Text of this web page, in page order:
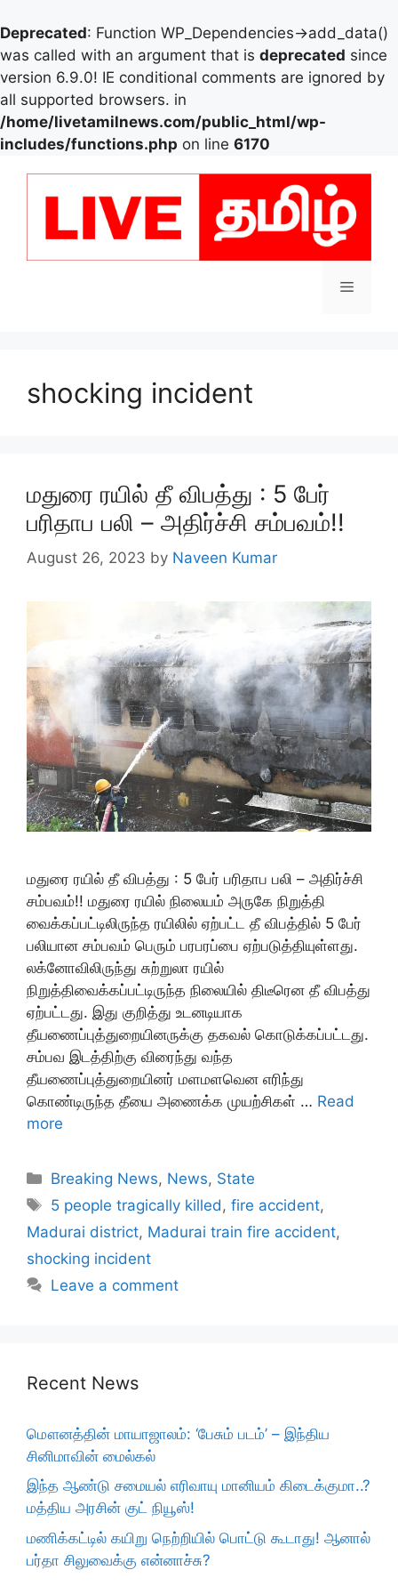
Deprecated: Function WP_Dependencies->add_data()
was called with an argument that is deprecated since
version 6.9.0! IE conditional comments are ignored by
all supported browsers. in
/home/livetamilnews.com/public_html/wp-
includes/functions.php on line 6170
Menu
shocking incident
மதுரை ரயில் தீ விபத்து : 5 பேர்
பரிதாப பலி – அதிர்ச்சி சம்பவம்!!
August 26, 2023 by Naveen Kumar
மதுரை ரயில் தீ விபத்து : 5 பேர் பரிதாப பலி – அதிர்ச்சி
சம்பவம்!! மதுரை ரயில் நிலையம் அருகே நிறுத்தி
வைக்கப்பட்டிலிருந்த ரயிலில் ஏற்பட்ட தீ விபத்தில் 5 பேர்
பலியான சம்பவம் பெரும் பரபரப்பை ஏற்படுத்தியுள்ளது.
லக்னோவிலிருந்து சுற்றுலா ரயில்
நிறுத்திவைக்கப்பட்டிருந்த நிலையில் திடீரென தீ விபத்து
ஏற்பட்டது. இது குறித்து உடனடியாக
தீயணைப்புத்துறையினருக்கு தகவல் கொடுக்கப்பட்டது.
சம்பவ இடத்திற்கு விரைந்து வந்த
தீயணைப்புத்துறையினர் மளமளவென எரிந்து
கொண்டிருந்த தீயை அணைக்க முயற்சிகள் … Read
more
Categories
Breaking News, News, State
Tags
5 people tragically killed ,fire accident,
Madurai district, Madurai train fire accident,
shocking incident
Leave a comment
Recent News
மௌனத்தின் மாயாஜாலம்: ‘பேசும் படம்’ – இந்திய
சினிமாவின் மைல்கல்
இந்த ஆண்டு சமையல் எரிவாயு மானியம் கிடைக்குமா..?
மத்திய அரசின் குட் நியூஸ்!
மணிக்கட்டில் கயிறு நெற்றியில் பொட்டு கூடாது! ஆனால்
பர்தா சிலுவைக்கு என்னாச்சு?